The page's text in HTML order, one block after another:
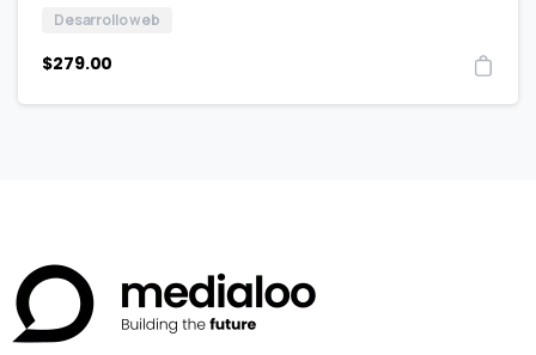
Desarrollo web
$279.00